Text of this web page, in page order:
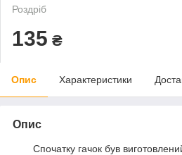
Роздріб
135 ₴
Опис Характеристики
Опис
Спочатку гачок був